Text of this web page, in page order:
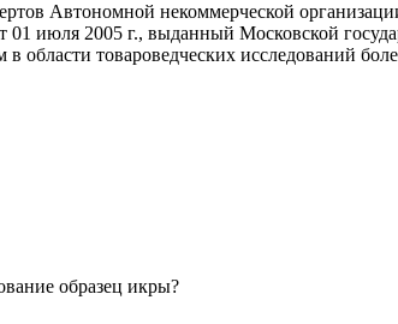
Автономной некоммерческой
июля 2005 г., выданный Московской
товароведческих исследований
образец икры?